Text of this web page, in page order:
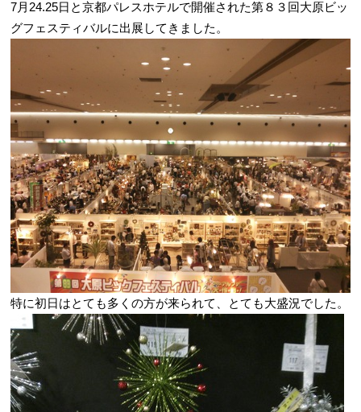
7月24.25日と京都パレスホテルで開催された第８３回大原ビッ
グフェスティバルに出展してきました。
特に初日はとても多くの方が来られて、とても大盛況でした。